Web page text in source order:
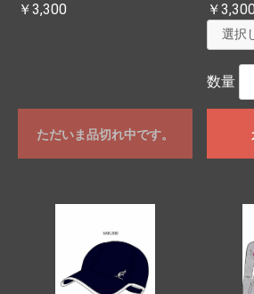
￥3,300
ただいま品切れ中です。
￥3,300
数量